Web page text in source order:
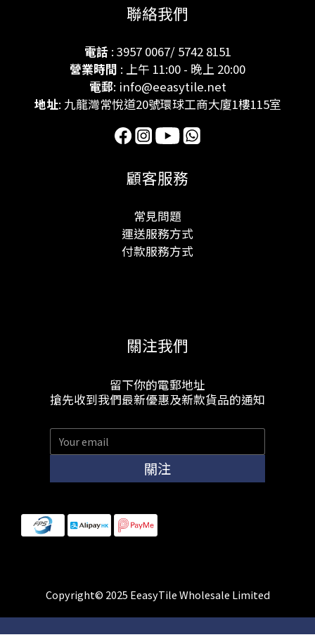
聯絡我們
電話: 3957 0067/ 5742 8151
營業時間 : 上午 11:00 - 晚上 20:00
電郵: info@eeasytile.net
地址: 九龍灣常悅道20號環球工商大廈1樓115室
顧客服務
常見問題
運送服務方式
付款服務方式
關注我們
留下你的電郵地址
搶先收到我們最新優惠及新款貨品的通知
關注
Copyright© 2025 EeasyTile Wholesale Limited